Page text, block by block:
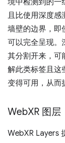
境中检测到的一
且比使用深度感
墙壁的边界，即
可以完全呈现。
其分割开来，可
解此类标签且这
变得可用，从而
WebXR 图层
WebXR Layers